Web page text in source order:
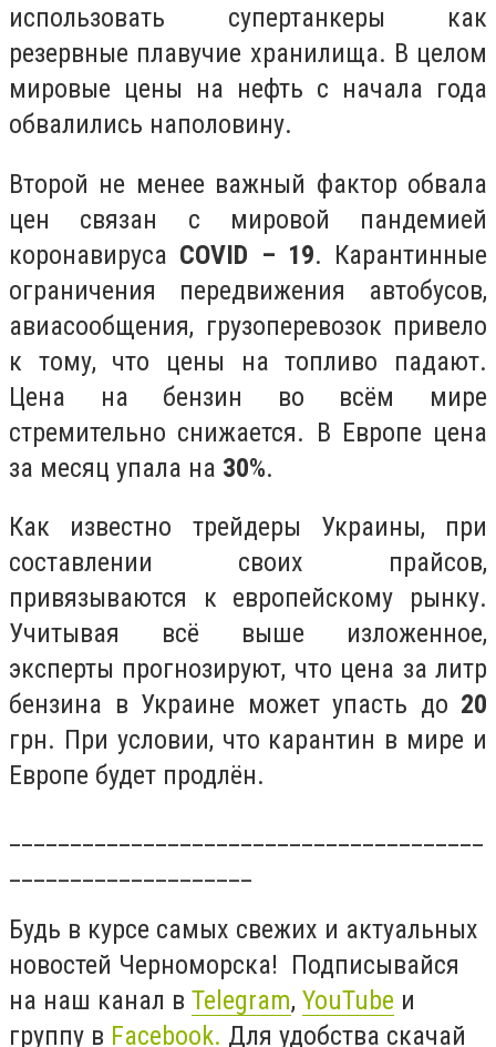
использовать супертанкеры как
резервные плавучие хранилища. В целом
мировые цены на нефть с начала года
обвалились наполовину.
Второй не менее важный фактор обвала
цен связан с мировой пандемией
коронавируса COVID – 19. Карантинные
ограничения передвижения автобусов,
авиасообщения, грузоперевозок привело
к тому, что цены на топливо падают.
Цена на бензин во всём мире
стремительно снижается. В Европе цена
за месяц упала на 30%.
Как известно трейдеры Украины, при
составлении своих прайсов,
привязываются к европейскому рынку.
Учитывая всё выше изложенное,
эксперты прогнозируют, что цена за литр
бензина в Украине может упасть до 20
грн. При условии, что карантин в мире и
Европе будет продлён.
Будь в курсе самых свежих и актуальных
новостей Черноморска! Подписывайся
на наш канал в Telegram, YouTube и
группу в Facebook. Для удобства скачай